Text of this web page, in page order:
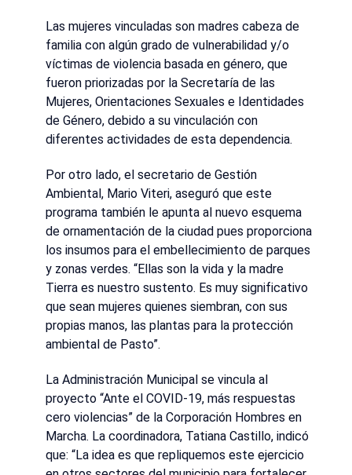
Las mujeres vinculadas son madres cabeza de
familia con algún grado de vulnerabilidad y/o
víctimas de violencia basada en género, que
fueron priorizadas por la Secretaría de las
Mujeres, Orientaciones Sexuales e Identidades
de Género, debido a su vinculación con
diferentes actividades de esta dependencia.
Por otro lado, el secretario de Gestión
Ambiental, Mario Viteri, aseguró que este
programa también le apunta al nuevo esquema
de ornamentación de la ciudad pues proporciona
los insumos para el embellecimiento de parques
y zonas verdes. “Ellas son la vida y la madre
Tierra es nuestro sustento. Es muy significativo
que sean mujeres quienes siembran, con sus
propias manos, las plantas para la protección
ambiental de Pasto”.
La Administración Municipal se vincula al
proyecto “Ante el COVID-19, más respuestas
cero violencias” de la Corporación Hombres en
Marcha. La coordinadora, Tatiana Castillo, indicó
que: “La idea es que repliquemos este ejercicio